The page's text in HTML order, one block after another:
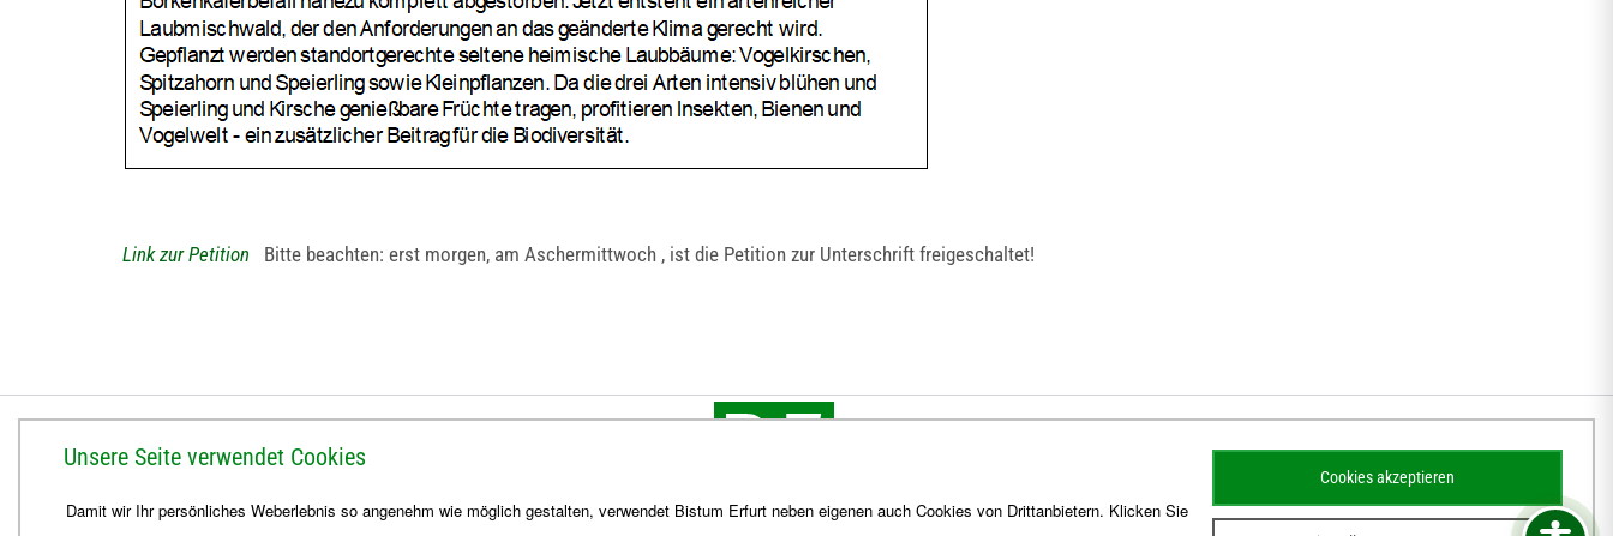
Link zur Petition Bitte beachten: erst morgen, am Aschermittwoch , ist die Petition zur Unterschrift freigeschaltet!
BISTUM ERFURT
Bischöfliches Ordinariat
Herrmannsplatz 9, 99084 Erfurt
Unsere Seite verwendet Cookies
Damit wir Ihr persönliches Weberlebnis so angenehm wie möglich gestalten, verwendet Bistum Erfurt neben eigenen auch Cookies von Drittanbietern. Klicken Sie
Cookies akzeptieren